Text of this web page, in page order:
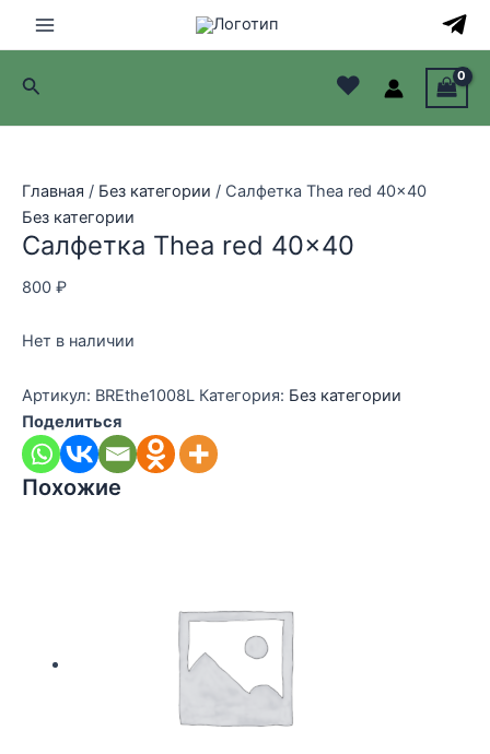
Main
Menu
Поиск ♥
Главная / Без категории / Салфетка Thea red 40×40
Без категории
Салфетка Thea red 40×40
800 ₽
Нет в наличии
Артикул: BREthe1008L Категория: Без категории
Поделиться
Похожие